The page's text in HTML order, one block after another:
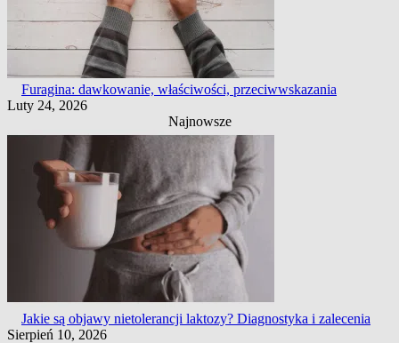
Furagina: dawkowanie, właściwości, przeciwwskazania
Luty 24, 2026
Najnowsze
Jakie są objawy nietolerancji laktozy? Diagnostyka i zalecenia
Sierpień 10, 2026